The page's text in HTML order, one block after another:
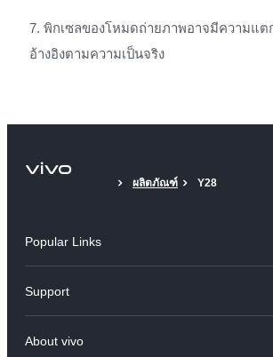
7. พิกเซลของโหมดถ่ายภาพอาจมีความแต
อ้างอิงตามความเป็นจริง
ผลิตภัณฑ์ Y28
Popular Links
X300
Support
About vivo